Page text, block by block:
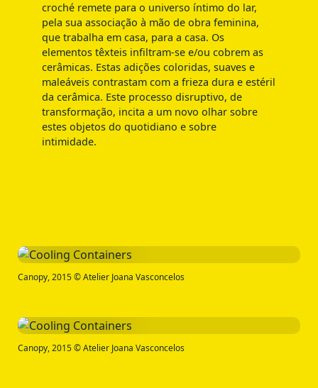
croché remete para o universo íntimo do lar,
pela sua associação à mão de obra feminina,
que trabalha em casa, para a casa. Os
elementos têxteis infiltram-se e/ou cobrem as
cerâmicas. Estas adições coloridas, suaves e
maleáveis contrastam com a frieza dura e estéril
da cerâmica. Este processo disruptivo, de
transformação, incita a um novo olhar sobre
estes objetos do quotidiano e sobre
intimidade.
Canopy, 2015 © Atelier Joana Vasconcelos
Canopy, 2015 © Atelier Joana Vasconcelos